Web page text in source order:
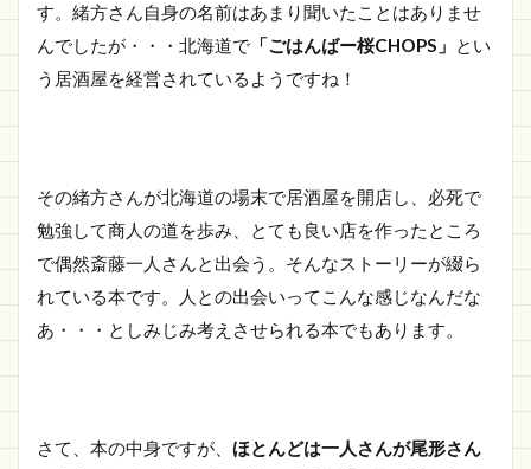
す。緒方さん自身の名前はあまり聞いたことはありませ
んでしたが・・・北海道で 「ごはんばー桜CHOPS」 とい
う居酒屋を経営されているようですね！
その緒方さんが北海道の場末で居酒屋を開店し、必死で
勉強して商人の道を歩み、とても良い店を作ったところ
で偶然斎藤一人さんと出会う。そんなストーリーが綴ら
れている本です。人との出会いってこんな感じなんだな
あ・・・としみじみ考えさせられる本でもあります。
さて、本の中身ですが、 ほとんどは一人さんが尾形さん